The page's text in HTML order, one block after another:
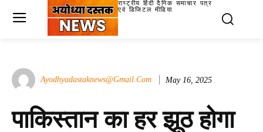
राष्ट्रीय हिंदी दैनिक समाचार पत्र
एवं डिजिटल मीडिया
Ayodhyadastaknews@gmail.com May 16, 2025
पाकिस्तान का हर झूठ होगा